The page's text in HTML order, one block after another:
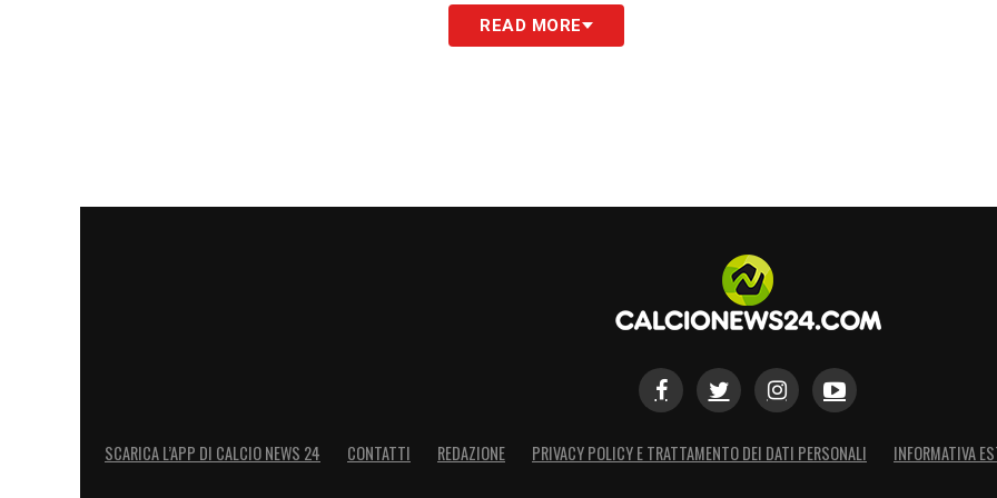
READ MORE
SCARICA L’APP DI CALCIO NEWS 24 CONTATTI REDAZIONE PRIVACY POLICY E TRATTAMENTO DEI DATI PERSONALI INFORMATIVA